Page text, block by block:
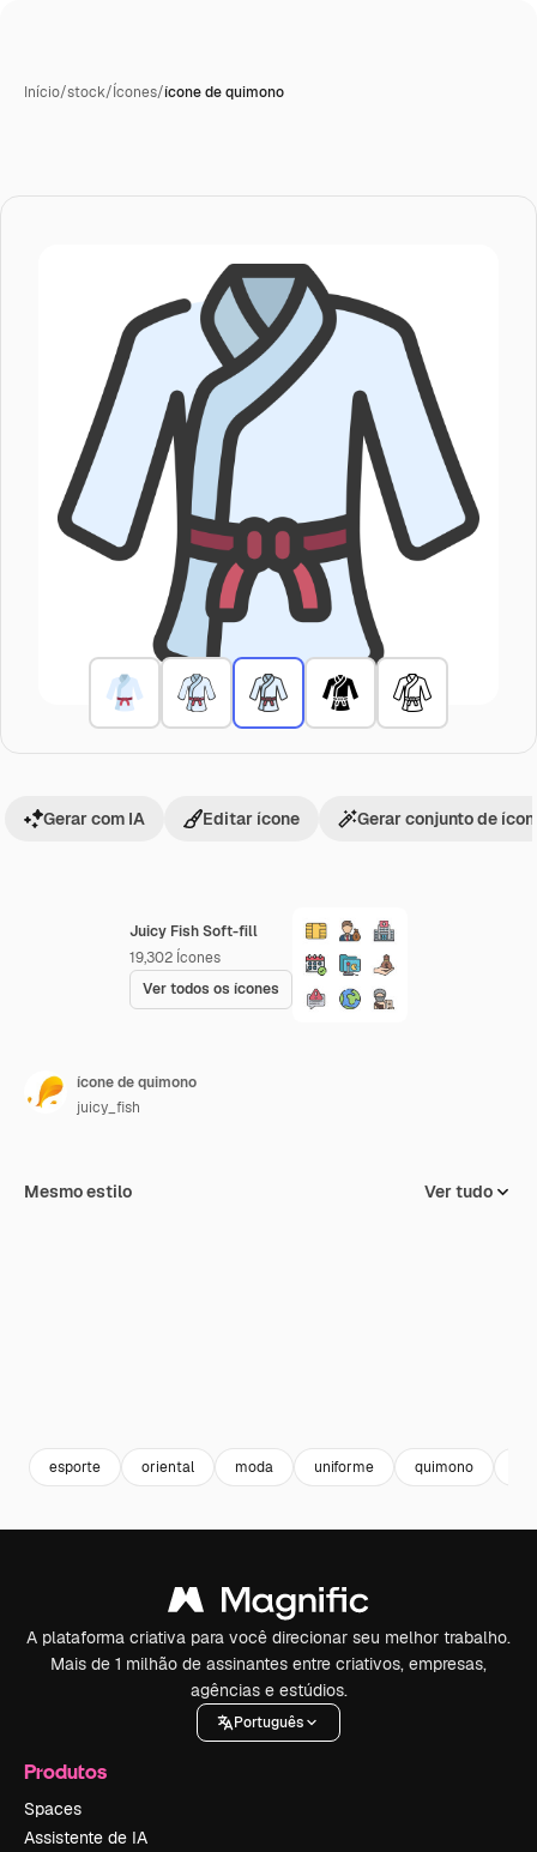
Início/stock/Ícones/ícone de quimono
Juicy Fish Soft-fill
19,302 Ícones
Ver todos os ícones
Gerar com IA Editar ícone Gerar conjunto de
ícone de quimono
juicy_fish
Mesmo estilo Ver tudo
esporte oriental moda uniforme quimono
A plataforma criativa para você direcionar seu melhor trabalho.
Mais de 1 milhão de assinantes entre criativos, empresas,
agências e estúdios.
Português
Produtos
Spaces
Assistente de IA